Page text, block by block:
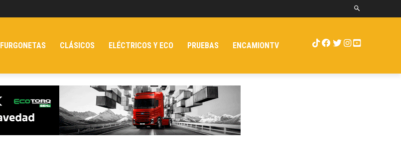
FURGONETAS CLÁSICOS ELÉCTRICOS Y ECO PRUEBAS ENCAMIONTV